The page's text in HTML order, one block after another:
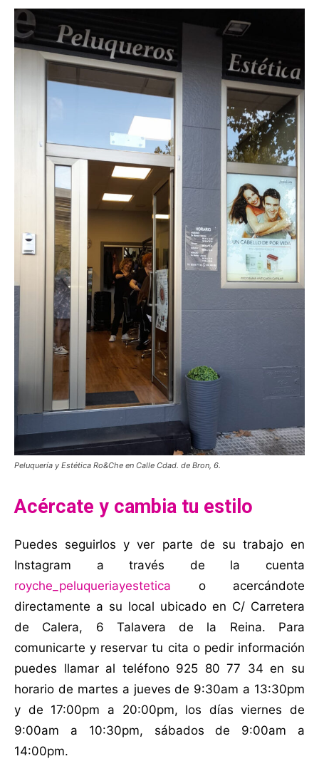
Peluquería y Estética Ro&Che en Calle Cdad. de Bron, 6.
Acércate y cambia tu estilo
Puedes seguirlos y ver parte de su trabajo en
Instagram a través de la cuenta
royche_peluqueriayestetica o acercándote
directamente a su local ubicado en C/ Carretera
de Calera, 6 Talavera de la Reina. Para
comunicarte y reservar tu cita o pedir información
puedes llamar al teléfono 925 80 77 34 en su
horario de martes a jueves de 9:30am a 13:30pm
y de 17:00pm a 20:00pm, los días viernes de
9:00am a 10:30pm, sábados de 9:00am a
14:00pm.